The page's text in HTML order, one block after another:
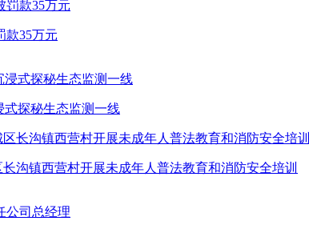
款35万元
探秘生态监测一线
沟镇西营村开展未成年人普法教育和消防安全培训